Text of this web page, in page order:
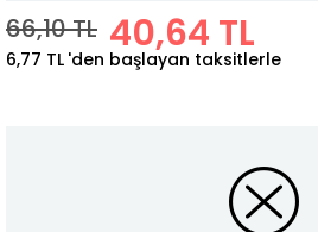
66,10 TL 40,64 TL
6,77 TL 'den başlayan taksitlerle